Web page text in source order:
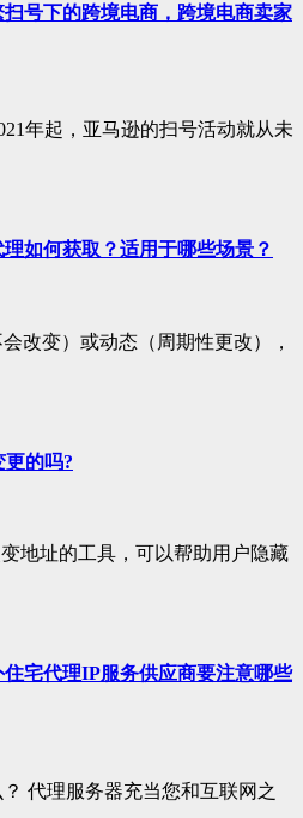
号下的跨境电商，跨境电商卖家
年起，亚马逊的扫号活动就从未
如何获取？适用于哪些场景？
改变）或动态（周期性更改），
的吗?
地址的工具，可以帮助用户隐藏
宅代理IP服务供应商要注意哪些
代理服务器充当您和互联网之